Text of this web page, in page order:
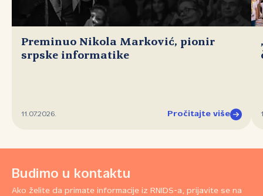
Preminuo Nikola Marković, pionir
srpske informatike
11.07.2026. Pročitajte više
Budimo u kontaktu
Ako želite da primate informacije iz RNIDS-a, prijavite se na